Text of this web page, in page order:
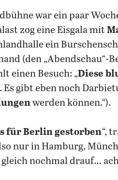
war ein paar
zog eine Eisgala mit
ein
(den „Abendschau“-
einen Besuch: „Diese
Es gibt eben noch
werden können.“).
für Berlin gestorben“,
nur in Hamburg,
nochmal drauf…